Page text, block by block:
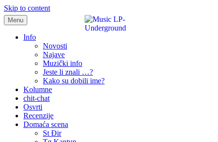
Skip to content
samo muzika i …..
Menu
Info
Novosti
Najave
Muzički info
Jeste li znali …?
Kako su dobili ime?
Kolumne
chit-chat
Osvrti
Recenzije
Domaća scena
St Đir